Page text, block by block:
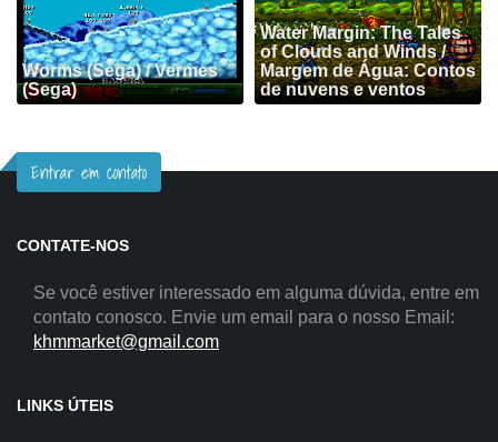
Worms (Sega) / Vermes
(Sega)
Water Margin: The Tales
of Clouds and Winds /
Margem de Água: Contos
de nuvens e ventos
Entrar em contato
CONTATE-NOS
Se você estiver interessado em alguma dúvida, entre em
contato conosco. Envie um email para o nosso Email:
khmmarket@gmail.com
LINKS ÚTEIS